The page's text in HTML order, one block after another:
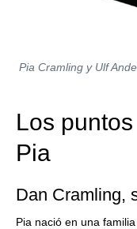
Pia Cramling y Ulf
Los
Pia
Dan Cramling,
Pia nació en una